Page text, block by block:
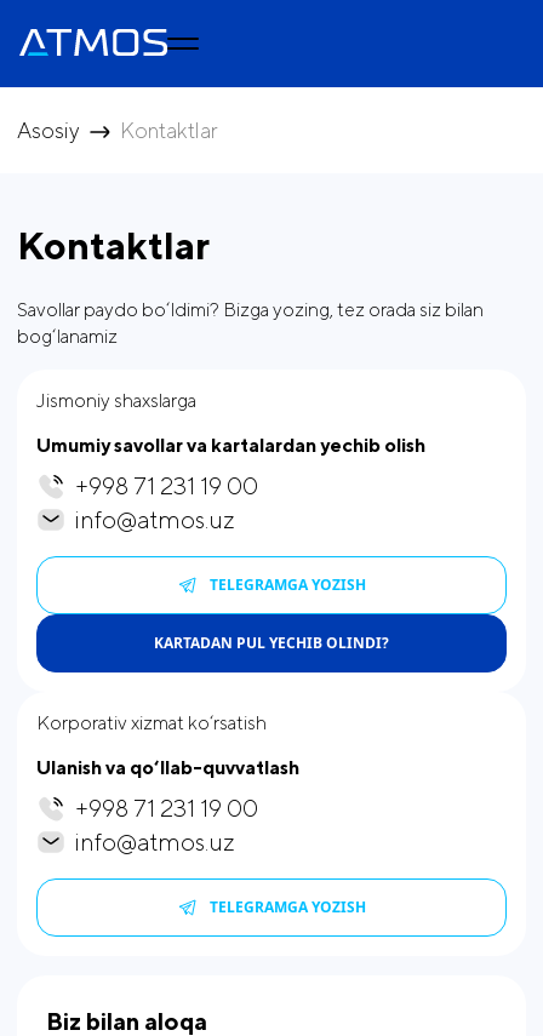
Asosiy Kontaktlar
Kontaktlar
Savollar paydo bo‘ldimi? Bizga yozing, tez orada siz bilan
bog‘lanamiz
Jismoniy shaxslarga
Umumiy savollar va kartalardan yechib olish
+998 71 231 19 00
info@atmos.uz
TELEGRAMGA YOZISH
KARTADAN PUL YECHIB OLINDI?
Korporativ xizmat ko‘rsatish
Ulanish va qo‘llab-quvvatlash
+998 71 231 19 00
info@atmos.uz
TELEGRAMGA YOZISH
Biz bilan aloqa